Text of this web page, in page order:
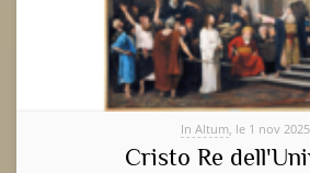
In Altum, le 1 nov 2025
Cristo Re